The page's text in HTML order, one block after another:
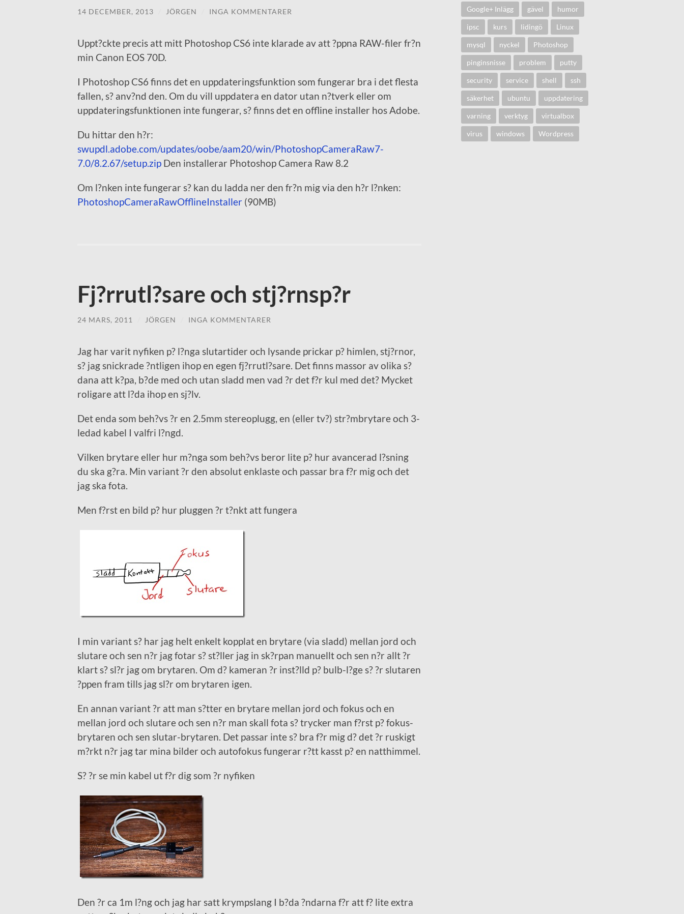
14 DECEMBER, 2013 JÖRGEN INGA KOMMENTARER
Uppt?ckte precis att mitt Photoshop CS6 inte klarade av att ?ppna RAW-filer fr?n
min Canon EOS 70D.
I Photoshop CS6 finns det en uppdateringsfunktion som fungerar bra i det flesta
fallen, s? anv?nd den. Om du vill uppdatera en dator utan n?tverk eller om
uppdateringsfunktionen inte fungerar, s? finns det en offline installer hos Adobe.
Du hittar den h?r:
swupdl.adobe.com/updates/oobe/aam20/win/PhotoshopCameraRaw7-
7.0/8.2.67/setup.zip Den installerar Photoshop Camera Raw 8.2
Om l?nken inte fungerar s? kan du ladda ner den fr?n mig via den h?r l?nken:
PhotoshopCameraRawOfflineInstaller (90MB)
Fj?rrutl?sare och stj?rnsp?r
24 MARS, 2011 JÖRGEN INGA KOMMENTARER
Jag har varit nyfiken p? l?nga slutartider och lysande prickar p? himlen, stj?rnor,
s? jag snickrade ?ntligen ihop en egen fj?rrutl?sare. Det finns massor av olika s?
dana att k?pa, b?de med och utan sladd men vad ?r det f?r kul med det? Mycket
roligare att l?da ihop en sj?lv.
Det enda som beh?vs ?r en 2.5mm stereoplugg, en (eller tv?) str?mbrytare och 3-
ledad kabel I valfri l?ngd.
Vilken brytare eller hur m?nga som beh?vs beror lite p? hur avancerad l?sning
du ska g?ra. Min variant ?r den absolut enklaste och passar bra f?r mig och det
jag ska fota.
Men f?rst en bild p? hur pluggen ?r t?nkt att fungera
I min variant s? har jag helt enkelt kopplat en brytare (via sladd) mellan jord och
slutare och sen n?r jag fotar s? st?ller jag in sk?rpan manuellt och sen n?r allt ?r
klart s? sl?r jag om brytaren. Om d? kameran ?r inst?lld p? bulb-l?ge s? ?r slutaren
?ppen fram tills jag sl?r om brytaren igen.
En annan variant ?r att man s?tter en brytare mellan jord och fokus och en
mellan jord och slutare och sen n?r man skall fota s? trycker man f?rst p? fokus-
brytaren och sen slutar-brytaren. Det passar inte s? bra f?r mig d? det ?r ruskigt
m?rkt n?r jag tar mina bilder och autofokus fungerar r?tt kasst p? en natthimmel.
S? ?r se min kabel ut f?r dig som ?r nyfiken
Den ?r ca 1m l?ng och jag har satt krympslang I b?da ?ndarna f?r att f? lite extra
Google+ Inlägg gävel humor
ipsc kurs lidingö Linux
mysql nyckel Photoshop
pinginsnisse problem putty
security service shell ssh
säkerhet ubuntu uppdatering
varning verktyg virtualbox
virus windows Wordpress